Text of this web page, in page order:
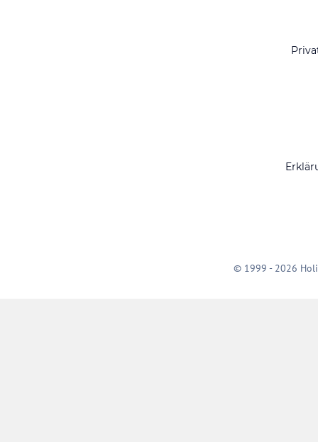
© 1999 - 2026